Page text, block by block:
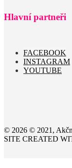
Hlavní partneři
FACEBOOK
INSTAGRAM
YOUTUBE
© 2026 © 2021,
SITE CREATED